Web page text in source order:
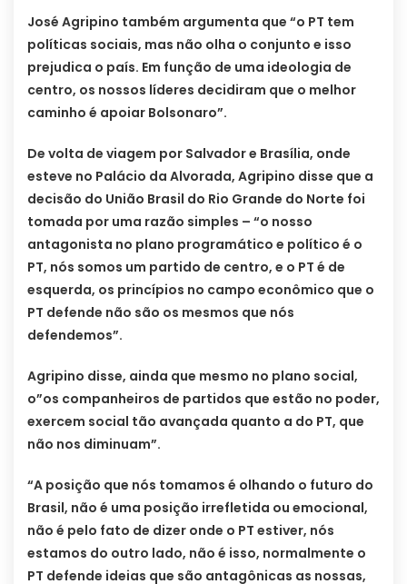
José Agripino também argumenta que “o PT tem
políticas sociais, mas não olha o conjunto e isso
prejudica o país. Em função de uma ideologia de
centro, os nossos líderes decidiram que o melhor
caminho é apoiar Bolsonaro”.
De volta de viagem por Salvador e Brasília, onde
esteve no Palácio da Alvorada, Agripino disse que a
decisão do União Brasil do Rio Grande do Norte foi
tomada por uma razão simples – “o nosso
antagonista no plano programático e político é o
PT, nós somos um partido de centro, e o PT é de
esquerda, os princípios no campo econômico que o
PT defende não são os mesmos que nós
defendemos”.
Agripino disse, ainda que mesmo no plano social,
o”os companheiros de partidos que estão no poder,
exercem social tão avançada quanto a do PT, que
não nos diminuam”.
“A posição que nós tomamos é olhando o futuro do
Brasil, não é uma posição irrefletida ou emocional,
não é pelo fato de dizer onde o PT estiver, nós
estamos do outro lado, não é isso, normalmente o
PT defende ideias que são antagônicas as nossas,